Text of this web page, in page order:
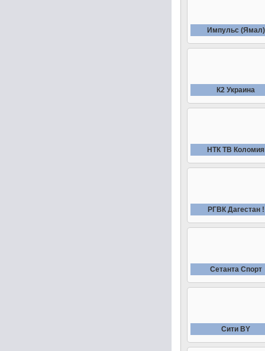
Импульс (Ямал)
К2 Украина
НТК ТВ Коломия
РГВК Дагестан !
Сетанта Спорт
Сити BY